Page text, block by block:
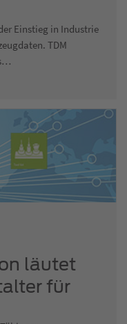
Einstieg in Industrie
TDM
läutet
für